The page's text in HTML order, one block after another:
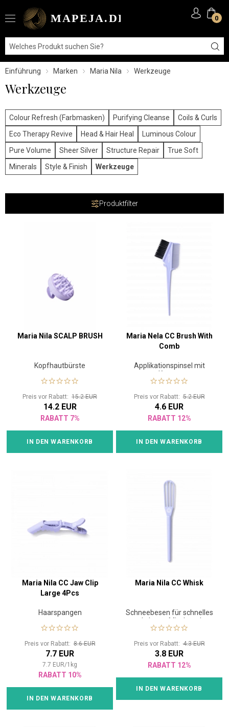
0
Einführung Marken Maria Nila Werkzeuge
Werkzeuge
Colour Refresh (Farbmasken) Purifying Cleanse
Coils & Curls
Eco Therapy Revive
Head & Hair Heal
Luminous Colour
Pure Volume
Sheer Silver Structure Repair
True Soft
Minerals
Style & Finish Werkzeuge
Produktfilter
Maria Nila SCALP BRUSH
Kopfhautbürste
Preis vor Rabatt: 15.2 EUR
14.2 EUR
RABATT 7%
IN DEN WARENKORB
Maria Nela CC Brush With
Comb
Applikationspinsel mit
Kamm
Preis vor Rabatt:5.2 EUR
4.6 EUR
RABATT 12%
IN DEN WARENKORB
Maria Nila CC Jaw Clip
Large 4Pcs
Haarspangen
Preis vor Rabatt:8.6 EUR
7.7 EUR
7.7 EUR/1 kg
RABATT 10%
IN DEN WARENKORB
Maria Nila CC Whisk
Schneebesen für schnelles
und glattes Mischen der
Farbe
Preis vor Rabatt:4.3 EUR
3.8 EUR
RABATT 12%
IN DEN WARENKORB